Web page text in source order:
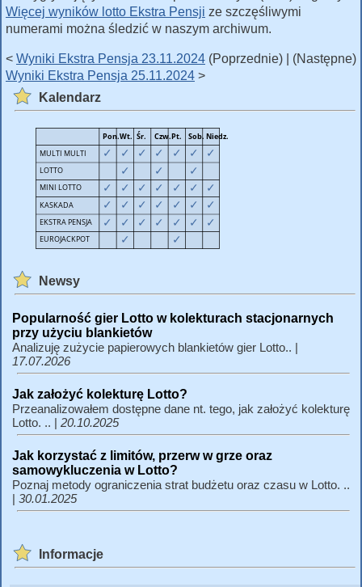
Więcej wyników lotto Ekstra Pensji ze szczęśliwymi
numerami można śledzić w naszym archiwum.
< Wyniki Ekstra Pensja 23.11.2024 (Poprzednie) | (Następne)
Wyniki Ekstra Pensja 25.11.2024 >
Kalendarz
Newsy
Popularność gier Lotto w kolekturach stacjonarnych
przy użyciu blankietów
Analizuję zużycie papierowych blankietów gier Lotto.. |
17.07.2026
Jak założyć kolekturę Lotto?
Przeanalizowałem dostępne dane nt. tego, jak założyć kolekturę
Lotto. .. | 20.10.2025
Jak korzystać z limitów, przerw w grze oraz
samowykluczenia w Lotto?
Poznaj metody ograniczenia strat budżetu oraz czasu w Lotto. ..
| 30.01.2025
Informacje